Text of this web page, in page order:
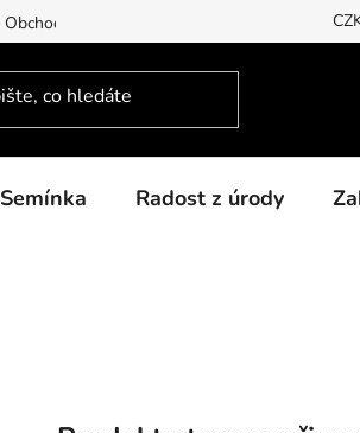
Obchodní podmínky Podmínky ochrany
Semínka Radost z úrody